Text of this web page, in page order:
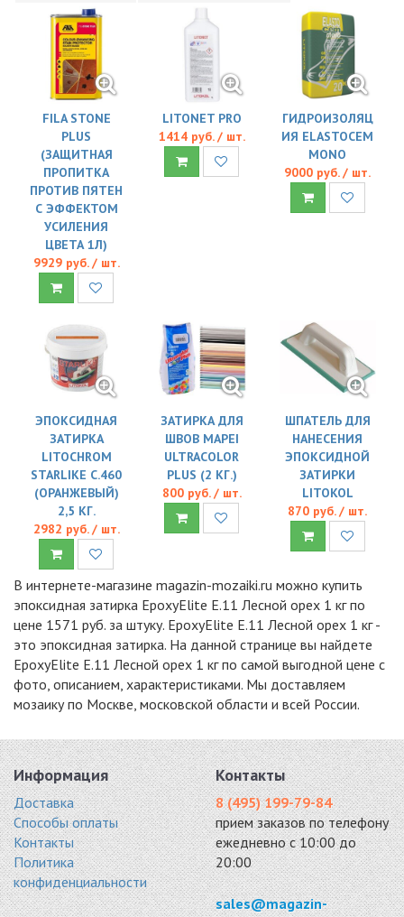
FILA STONE
PLUS
(ЗАЩИТНАЯ
ПРОПИТКА
ПРОТИВ ПЯТЕН
С ЭФФЕКТОМ
УСИЛЕНИЯ
ЦВЕТА 1Л)
9929 руб. / шт.
LITONET PRO
1414 руб. / шт.
ГИДРОИЗОЛЯЦ
ИЯ ELASTOCEM
MONO
9000 руб. / шт.
ЭПОКСИДНАЯ
ЗАТИРКА
LITOCHROM
STARLIKE C.460
(ОРАНЖЕВЫЙ)
2,5 КГ.
2982 руб. / шт.
ЗАТИРКА ДЛЯ
ШВОВ MAPEI
ULTRACOLOR
PLUS (2 КГ.)
800 руб. / шт.
ШПАТЕЛЬ ДЛЯ
НАНЕСЕНИЯ
ЭПОКСИДНОЙ
ЗАТИРКИ
LITOKOL
870 руб. / шт.
В интернете-магазине magazin-mozaiki.ru можно купить
эпоксидная затирка EpoxyElite E.11 Лесной орех 1 кг по
цене 1571 руб. за штуку. EpoxyElite E.11 Лесной орех 1 кг -
это эпоксидная затирка. На данной странице вы найдете
EpoxyElite E.11 Лесной орех 1 кг по самой выгодной цене с
фото, описанием, характеристиками. Мы доставляем
мозаику по Москве, московской области и всей России.
Информация
Доставка
Способы оплаты
Контакты
Политика
конфиденциальности
Контакты
8 (495) 199-79-84
прием заказов по телефону
ежедневно с 10:00 до
20:00
sales@magazin-